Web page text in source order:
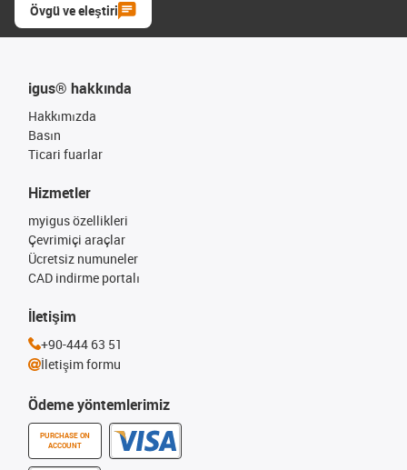
Övgü ve eleştiri
igus® hakkında
Hakkımızda
Basın
Ticari fuarlar
Ödeme yöntemlerimiz
PURCHASE ON
ACCOUNT
Hizmetler
myigus özellikleri
Çevrimiçi araçlar
Ücretsiz numuneler
CAD indirme portalı
İletişim
+90-444 63 51
İletişim formu